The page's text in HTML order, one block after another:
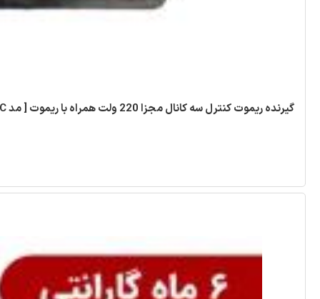
گیرنده ریموت کنترل سه کانال مجزا 220 ولت همراه با ریموت [ مد ABC ]